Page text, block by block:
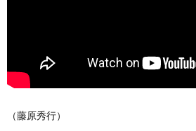
（藤原秀行）